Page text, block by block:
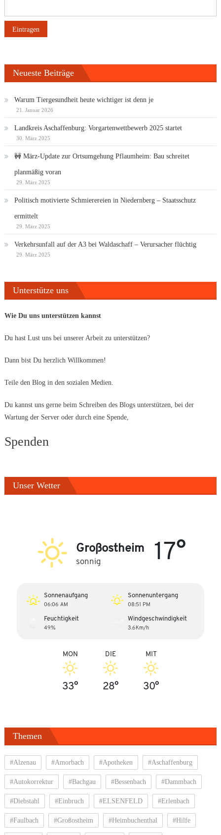
Neueste Beiträge
Warum Tiergesundheit heute wichtiger ist denn je
21. Januar 2026
Landkreis Aschaffenburg: Vorgartenwettbewerb 2025 startet
30. März 2025
🚧 März-Update zur Ortsumgehung Pflaumheim: Bau schreitet
planmäßig voran
29. März 2025
Politisch motivierte Schmierereien in Niedernberg – Staatsschutz
ermittelt
29. März 2025
Verkehrsunfall auf der A3 bei Waldaschaff – Verursacher flüchtig
29. März 2025
Unterstütze uns
Wie Du uns unterstützen kannst
Du hast Lust uns bei unserer Arbeit zu unterstützen?
Dann bist Du herzlich Willkommen!
Teile den Blog in den sozialen Medien.
Du kannst uns gerne beim Schreiben des Blogs unterstützen, bei der
Wartung der Server oder durch eine Spende,
Spenden
Unser Wetter
Großostheim
sonnig 17°
Sonnenaufgang
06:06 AM
Sonnenuntergang
08:51 PM
Feuchtigkeit
49%
Windgeschwindigkeit
3.6Km/h
MON
33°
DIE
28°
MIT
30°
Themen
#Alzenau #Amorbach #Apotheken #Aschaffenburg
#Autokorrektur #Bachgau #Bessenbach #Dammbach
#Diebstahl #Einbruch #ELSENFELD #Erlenbach
#Faulbach #Großostheim #Heimbuchenthal #Hilfe